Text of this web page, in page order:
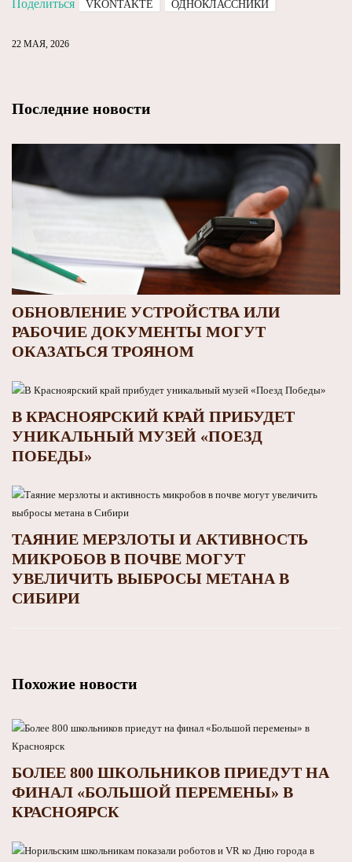
Поделиться VKONTAKTE ОДНОКЛАССНИКИ
22 МАЯ, 2026
Последние новости
ОБНОВЛЕНИЕ УСТРОЙСТВА ИЛИ
РАБОЧИЕ ДОКУМЕНТЫ МОГУТ
ОКАЗАТЬСЯ ТРОЯНОМ
В КРАСНОЯРСКИЙ КРАЙ ПРИБУДЕТ
УНИКАЛЬНЫЙ МУЗЕЙ «ПОЕЗД
ПОБЕДЫ»
ТАЯНИЕ МЕРЗЛОТЫ И АКТИВНОСТЬ
МИКРОБОВ В ПОЧВЕ МОГУТ
УВЕЛИЧИТЬ ВЫБРОСЫ МЕТАНА В
СИБИРИ
Похожие новости
БОЛЕЕ 800 ШКОЛЬНИКОВ ПРИЕДУТ НА
ФИНАЛ «БОЛЬШОЙ ПЕРЕМЕНЫ» В
КРАСНОЯРСК